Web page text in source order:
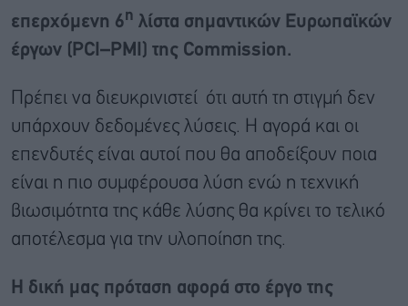
επερχόμενη 6η λίστα σημαντικών Ευρωπαϊκών
έργων ( PCI – PMI ) της Commission.
Πρέπει να διευκρινιστεί ότι αυτή τη στιγμή δεν
υπάρχουν δεδομένες λύσεις. Η αγορά και οι
επενδυτές είναι αυτοί που θα αποδείξουν ποια
είναι η πιο συμφέρουσα λύση ενώ η τεχνική
βιωσιμότητα της κάθε λύσης θα κρίνει το τελικό
αποτέλεσμα για την υλοποίηση της.
Η δική μας πρόταση αφορά στο έργο της